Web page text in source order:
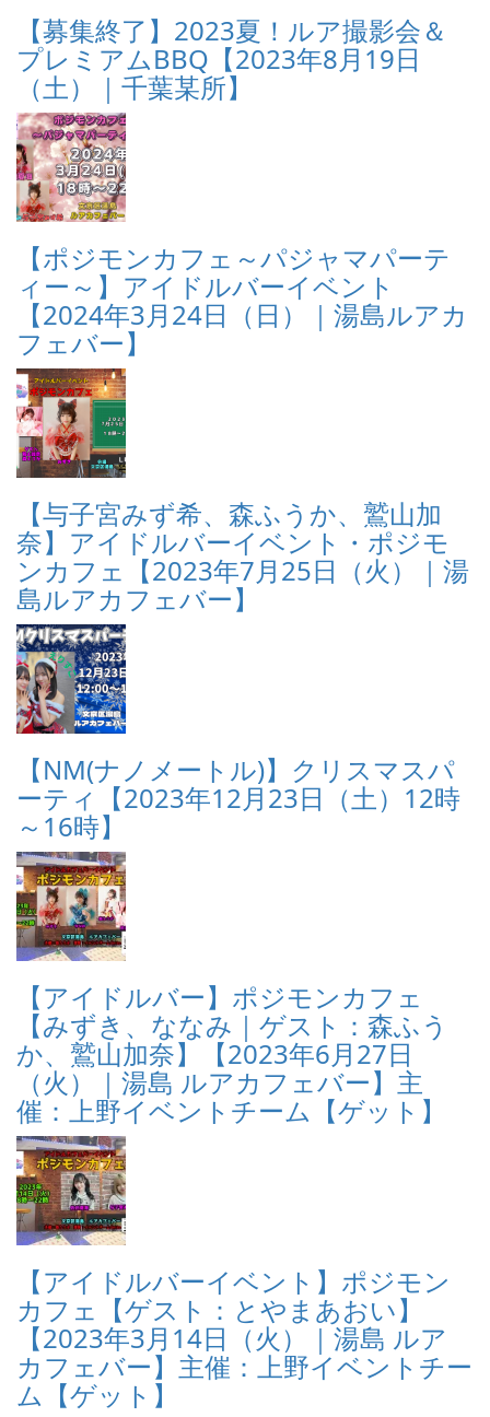
【募集終了】2023夏！ルア撮影会＆
プレミアムBBQ【2023年8月19日
（土）｜千葉某所】
【ポジモンカフェ～パジャマパーテ
ィー～】アイドルバーイベント
【2024年3月24日（日）｜湯島ルアカ
フェバー】
【与子宮みず希、森ふうか、鷲山加
奈】アイドルバーイベント・ポジモ
ンカフェ【2023年7月25日（火）｜湯
島ルアカフェバー】
【NM(ナノメートル)】クリスマスパ
ーティ【2023年12月23日（土）12時
～16時】
【アイドルバー】ポジモンカフェ
【みずき、ななみ｜ゲスト：森ふう
か、鷲山加奈】【2023年6月27日
（火）｜湯島 ルアカフェバー】主
催：上野イベントチーム【ゲット】
【アイドルバーイベント】ポジモン
カフェ【ゲスト：とやまあおい】
【2023年3月14日（火）｜湯島 ルア
カフェバー】主催：上野イベントチー
ム【ゲット】